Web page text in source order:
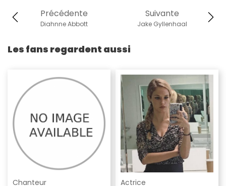
Suivante
Jake Gyllenhaal
Précédente
Diahnne Abbott
Les fans regardent aussi
Chanteur Actrice